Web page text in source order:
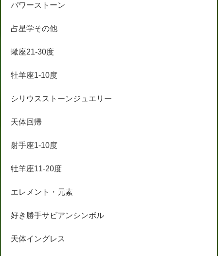
パワーストーン
占星学その他
蠍座21-30度
牡羊座1-10度
シリウスストーンジュエリー
天体回帰
射手座1-10度
牡羊座11-20度
エレメント・元素
好き勝手サビアンシンボル
天体イングレス